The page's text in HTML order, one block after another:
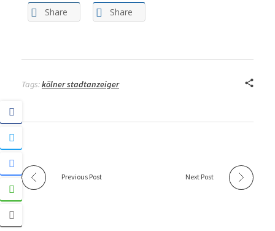
Share Share
Tags:kölner stadtanzeiger
Previous Post Next Post